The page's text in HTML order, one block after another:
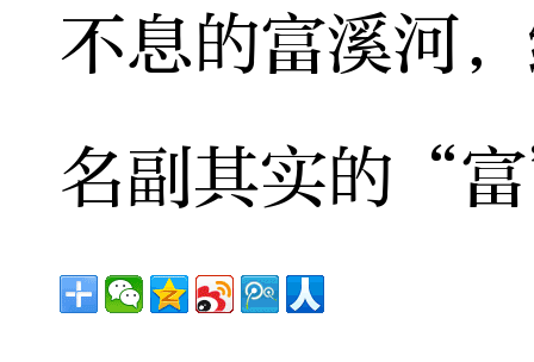
不息的富溪河
名副其实的“